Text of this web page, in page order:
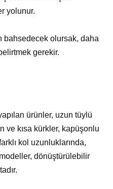
yolunur.
bahsedecek olursak, daha
gerekir.
ürünler, uzun tüylü
ve kısa kürkler, kapüşonlu
kol uzunluklarında,
dönüştürülebilir